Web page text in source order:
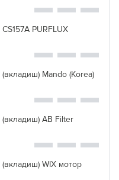
PURFLUX
Mando (Korea)
AB Filter
WIX мотор